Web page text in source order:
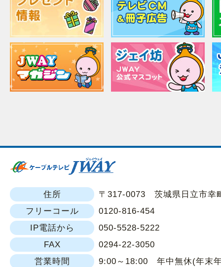
住所
〒317-0073 茨城県日立市幸
フリーコール
0120-816-454
IP電話から
050-5528-5222
FAX
0294-22-3050
営業時間
9:00～18:00 年中無休(年末